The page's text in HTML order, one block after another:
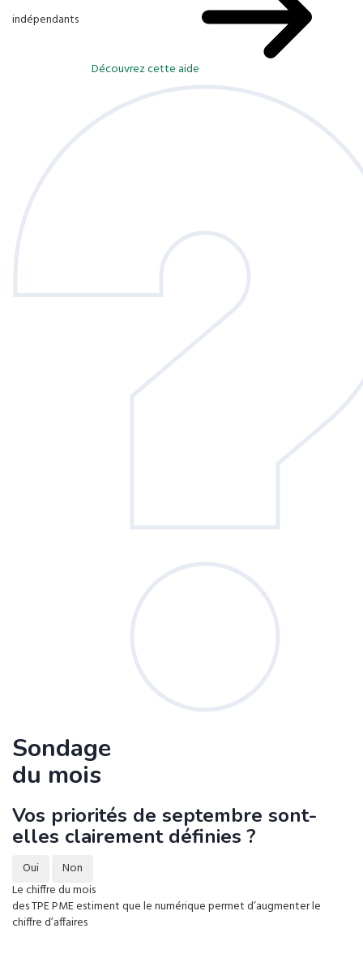
indépendants
Découvrez cette aide
Sondage
du mois
Vos priorités de septembre sont-
elles clairement définies ?
Oui
Non
Le chiffre du mois
des TPE PME estiment que le numérique permet d’augmenter le
chiffre d’affaires